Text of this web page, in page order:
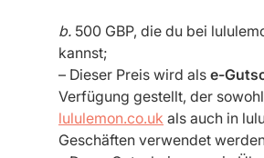
b. 500 GBP, die du bei
kannst;
– Dieser Preis wird als e-
Verfügung gestellt, der
lululemon.co.uk als auch in
Geschäften verwendet